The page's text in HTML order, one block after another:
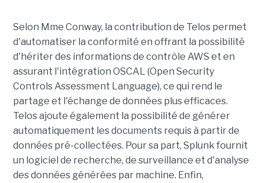
Selon Mme Conway, la contribution de Telos permet
d'automatiser la conformité en offrant la possibilité
d'hériter des informations de contrôle AWS et en
assurant l'intégration OSCAL (Open Security
Controls Assessment Language), ce qui rend le
partage et l'échange de données plus efficaces.
Telos ajoute également la possibilité de générer
automatiquement les documents requis à partir de
données pré-collectées. Pour sa part, Splunk fournit
un logiciel de recherche, de surveillance et d'analyse
des données générées par machine. Enfin,